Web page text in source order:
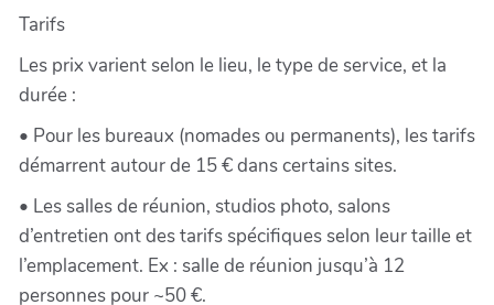
Tarifs
Les prix varient selon le lieu, le type de service, et la
durée :
• Pour les bureaux (nomades ou permanents), les tarifs
démarrent autour de 15 € dans certains sites.
• Les salles de réunion, studios photo, salons
d’entretien ont des tarifs spécifiques selon leur taille et
l’emplacement. Ex : salle de réunion jusqu’à 12
personnes pour ~50 €.